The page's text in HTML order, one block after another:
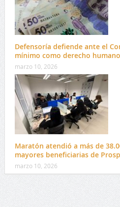
Defensoría defiende ante el
mínimo como derecho
marzo 10, 2026
Maratón atendió a más de
mayores beneficiarias de
marzo 10, 2026